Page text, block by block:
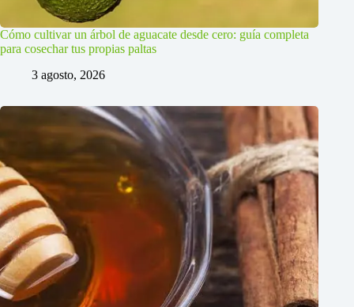
Cómo cultivar un árbol de aguacate desde cero: guía completa
para cosechar tus propias paltas
3 agosto, 2026